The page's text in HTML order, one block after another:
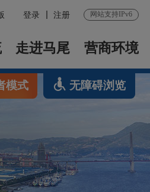
登录 注册 网站支持IPv6
走进马尾 营商环境
模式 无障碍浏览